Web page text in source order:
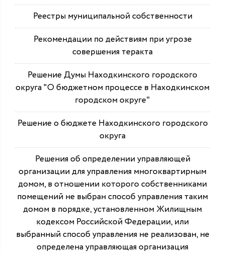
Реестры муниципальной собственности
Рекомендации по действиям при угрозе
совершения теракта
Решение Думы Находкинского городского
округа "О бюджетном процессе в Находкинском
городском округе"
Решение о бюджете Находкинского городского
округа
Решения об определении управляющей
организации для управления многоквартирным
домом, в отношении которого собственниками
помещений не выбран способ управления таким
домом в порядке, установленном Жилищным
кодексом Российской Федерации, или
выбранный способ управления не реализован, не
определена управляющая организация